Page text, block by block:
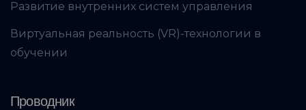
Развитие внутренних систем управления
Виртуальная реальность (VR)-технологии в
обучении
Проводник